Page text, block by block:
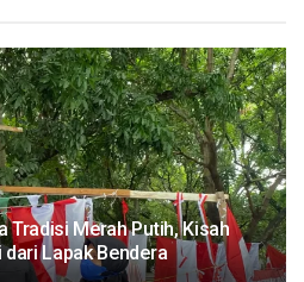
Tradisi Merah Putih, Kisah
Lapak Bendera